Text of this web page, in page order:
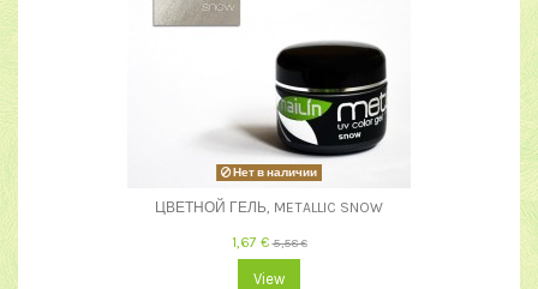
Нет в наличии
ЦВЕТНОЙ ГЕЛЬ, METALLIC SNOW
1,67 €5,58 €
View